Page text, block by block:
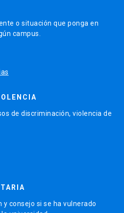
o situación que ponga en
campus.
de discriminación, violencia de
consejo si se ha vulnerado